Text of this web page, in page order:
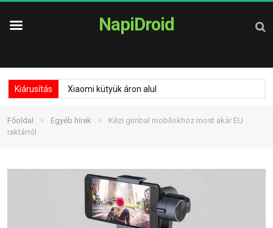
NapiDroid
Kiárusítás Xiaomi kütyük áron alul
Főoldal » Egyéb hírek »
Kézi gimbal mobilokhoz most akár EU
raktárról